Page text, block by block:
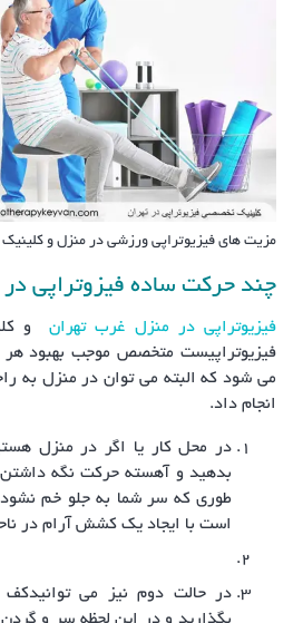
مزیت های فیزیوتراپی ورزشی در منزل و کلینیک
چند حرکت ساده فیزوتراپی
فیزیوتراپی در منزل غرب تهران و
فیزیوتراپیست متخصص موجب بهبود هر
می شود که البته می توان در منزل به
انجام داد.
در محل کار یا اگر در منزل
بدهید و آهسته حرکت نگه
طوری که سر شما به جلو خم نشود
است با ایجاد یک کشش آرام در
در حالت دوم نیز می